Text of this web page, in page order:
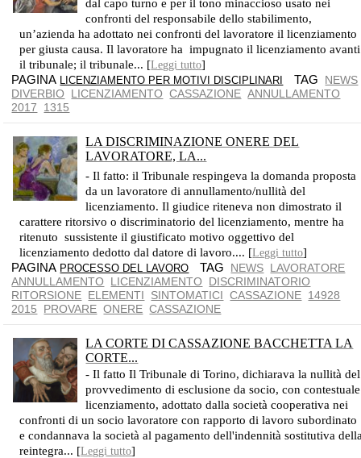
dal capo turno e per il tono minaccioso usato nei
confronti del responsabile dello stabilimento,
un’azienda ha adottato nei confronti del lavoratore il licenziamento
per giusta causa. Il lavoratore ha impugnato il licenziamento avanti
il tribunale; il tribunale... [Leggi tutto]
PAGINA LICENZIAMENTO PER MOTIVI DISCIPLINARI TAG NEWS
DIVERBIO
LICENZIAMENTO CASSAZIONE ANNULLAMENTO
2017
1315
LA DISCRIMINAZIONE ONERE DEL
LAVORATORE, LA...
- Il fatto: il Tribunale respingeva la domanda proposta
da un lavoratore di annullamento/nullità del
licenziamento. Il giudice riteneva non dimostrato il
carattere ritorsivo o discriminatorio del licenziamento, mentre ha
ritenuto sussistente il giustificato motivo oggettivo del
licenziamento dedotto dal datore di lavoro.... [Leggi tutto]
PAGINA PROCESSO DEL LAVORO TAG NEWS LAVORATORE
ANNULLAMENTO
LICENZIAMENTO
DISCRIMINATORIO
RITORSIONE ELEMENTI SINTOMATICI CASSAZIONE 14928
2015
PROVARE ONERE CASSAZIONE
LA CORTE DI CASSAZIONE BACCHETTA LA
CORTE...
- Il fatto Il Tribunale di Torino, dichiarava la nullità del
provvedimento di esclusione da socio, con contestuale
licenziamento, adottato dalla società cooperativa nei
confronti di un socio lavoratore con rapporto di lavoro subordinato
e condannava la società al pagamento dell'indennità sostitutiva
reintegra... [Leggi tutto]